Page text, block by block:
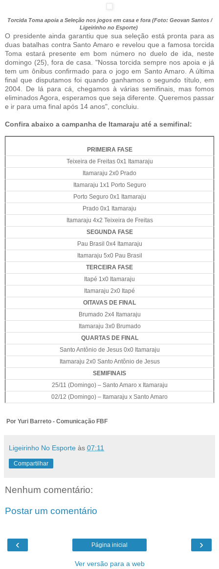
Torcida Toma apoia a Seleção nos jogos em casa e fora (Foto: Geovan Santos /
Ligeirinho no Esporte)
O presidente ainda garantiu que sua seleção está pronta para as
duas batalhas contra Santo Amaro e revelou que a famosa torcida
Toma estará presente em bom número no duelo de ida, neste
domingo (25), fora de casa. "Nossa torcida sempre nos apoia e já
tem um ônibus confirmado para o jogo em Santo Amaro. A última
final que disputamos foi quando ganhamos o segundo título, em
2004. De lá para cá, chegamos à várias semifinais, mas fomos
eliminados Agora, esperamos que seja diferente. Queremos passar
e ir para uma final após 14 anos", concluiu.
Confira abaixo a campanha de Itamaraju até a semifinal:
PRIMEIRA FASE
Teixeira de Freitas 0x1 Itamaraju
Itamaraju 2x0 Prado
Itamaraju 1x1 Porto Seguro
Porto Seguro 0x1 Itamaraju
Prado 0x1 Itamaraju
Itamaraju 4x2 Teixeira de Freitas
SEGUNDA FASE
Pau Brasil 0x4 Itamaraju
Itamaraju 5x0 Pau Brasil
TERCEIRA FASE
Itapé 1x0 Itamaraju
Itamaraju 2x0 Itapé
OITAVAS DE FINAL
Brumado 2x4 Itamaraju
Itamaraju 3x0 Brumado
QUARTAS DE FINAL
Santo Antônio de Jesus 0x0 Itamaraju
Itamaraju 2x0 Santo Antônio de Jesus
SEMIFINAIS
25/11 (Domingo) – Santo Amaro x Itamaraju
02/12 (Domingo) – Itamaraju x Santo Amaro
Por Yuri Barreto - Comunicação FBF
Ligeirinho No Esporte às 07:11
Compartilhar
Nenhum comentário:
Postar um comentário
‹ ›
Página inicial
Ver versão para a web